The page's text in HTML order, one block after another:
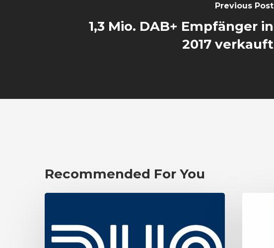
Previous Post
1,3 Mio. DAB+ Empfänger in
2017 verkauft
Recommended For You